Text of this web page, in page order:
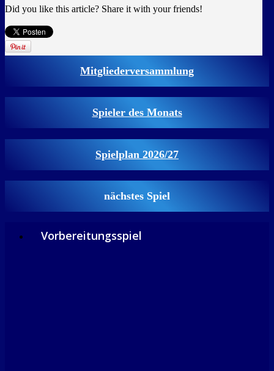
Did you like this article? Share it with your friends!
Mitgliederversammlung
Spieler des Monats
Spielplan 2026/27
nächstes Spiel
Vorbereitungsspiel